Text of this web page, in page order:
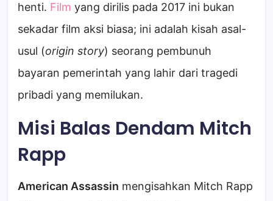
henti. Film yang dirilis pada 2017 ini bukan
sekadar film aksi biasa; ini adalah kisah asal-
usul (origin story) seorang pembunuh
bayaran pemerintah yang lahir dari tragedi
pribadi yang memilukan.
Misi Balas Dendam Mitch
Rapp
American Assassin mengisahkan Mitch Rapp